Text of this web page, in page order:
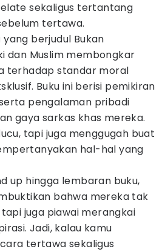
sekaligus tertantang
tertawa.
berjudul Bukan
dan Muslim membongkar
terhadap standar moral
Buku ini berisi pemikiran
pengalaman pribadi
gaya sarkas khas mereka.
tapi juga menggugah buat
hal-hal yang
up hingga lembaran buku,
bahwa mereka tak
juga piawai merangkai
Jadi, kalau kamu
tertawa sekaligus